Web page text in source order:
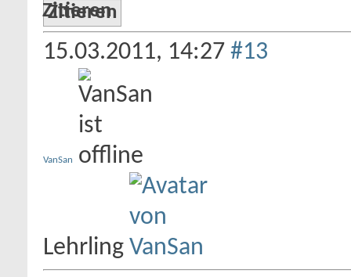
Zitieren
15.03.2011, 14:27 #13
VanSan
Lehrling